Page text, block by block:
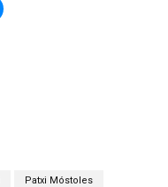
Patxi Móstoles